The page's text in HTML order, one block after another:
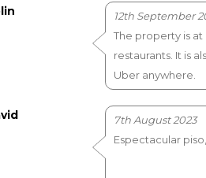
12th September
The property is
restaurants. It is
Uber anywhere.
7th August 2023
Espectacular